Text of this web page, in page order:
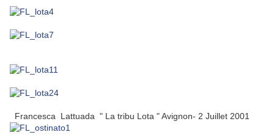
Francesca Lattuada " La tribu Lota " Avignon- 2 Juillet 2001